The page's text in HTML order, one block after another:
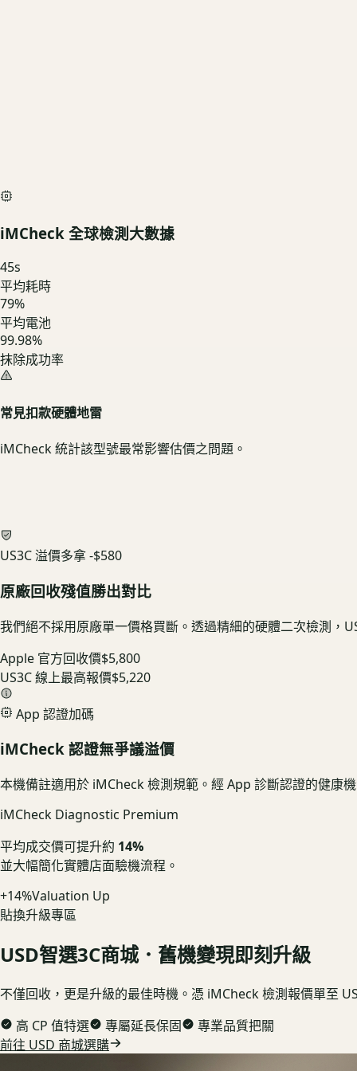
iMCheck 全球檢測大數據
45s
平均耗時
79%
平均電池
99.98%
抹除成功率
常見扣款硬體地雷
iMCheck 統計該型號最常影響估價之問題。
US3C 溢價多拿-$580
原廠回收殘值勝出對比
我們絕不採用原廠單一價格買斷。透過精細的硬體二次檢測，
Apple 官方回收價$5,800
US3C 線上最高報價$5,220
App 認證加碼
iMCheck 認證無爭議溢價
本機備註適用於 iMCheck 檢測規範。經 App 診斷認證的健康
iMCheck Diagnostic Premium
平均成交價可提升約 14%
並大幅簡化實體店面驗機流程。
+14%Valuation Up
貼換升級專區
USD智選3C商城．舊機變現即刻升級
不僅回收，更是升級的最佳時機。憑 iMCheck 檢測報價單至
高 CP 值特選
專屬延長保固
專業品質把關
前往 USD 商城選購